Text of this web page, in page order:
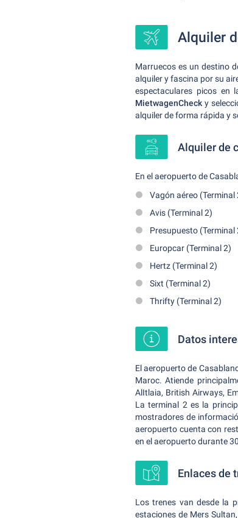
Alquiler
Marruecos es un destino
alquiler y fascina por su
espectaculares picos en
MietwagenCheck y
alquiler de forma rápida y
Alquiler de
En el aeropuerto de
Vagón aéreo (Terminal
Avis (Terminal 2)
Presupuesto (Terminal
Europcar (Terminal 2)
Hertz (Terminal 2)
Sixt (Terminal 2)
Thrifty (Terminal 2)
Datos
El aeropuerto de
Maroc. Atiende
AlItlaia, British Airways,
La terminal 2 es la
mostradores de
aeropuerto cuenta con
en el aeropuerto durante
Enlaces de
Los trenes van desde la
estaciones de Mers